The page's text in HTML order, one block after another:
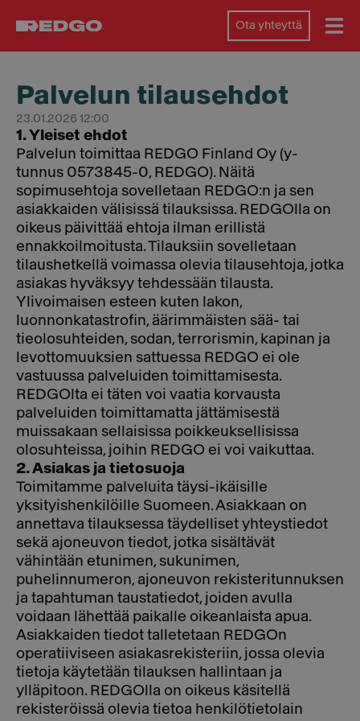
Ota yhteyttä
Palvelun tilausehdot
23.01.2026 12:00
1. Yleiset ehdot
Palvelun toimittaa REDGO Finland Oy (y-
tunnus 0573845-0, REDGO). Näitä
sopimusehtoja sovelletaan REDGO:n ja sen
asiakkaiden välisissä tilauksissa. REDGOlla on
oikeus päivittää ehtoja ilman erillistä
ennakkoilmoitusta. Tilauksiin sovelletaan
tilaushetkellä voimassa olevia tilausehtoja, jotka
asiakas hyväksyy tehdessään tilausta.
Ylivoimaisen esteen kuten lakon,
luonnonkatastrofin, äärimmäisten sää- tai
tieolosuhteiden, sodan, terrorismin, kapinan ja
levottomuuksien sattuessa REDGO ei ole
vastuussa palveluiden toimittamisesta.
REDGOlta ei täten voi vaatia korvausta
palveluiden toimittamatta jättämisestä
muissakaan sellaisissa poikkeuksellisissa
olosuhteissa, joihin REDGO ei voi vaikuttaa.
2. Asiakas ja tietosuoja
Toimitamme palveluita täysi-ikäisille
yksityishenkilöille Suomeen. Asiakkaan on
annettava tilauksessa täydelliset yhteystiedot
sekä ajoneuvon tiedot, jotka sisältävät
vähintään etunimen, sukunimen,
puhelinnumeron, ajoneuvon rekisteritunnuksen
ja tapahtuman taustatiedot, joiden avulla
voidaan lähettää paikalle oikeanlaista apua.
Asiakkaiden tiedot talletetaan REDGOn
operatiiviseen asiakasrekisteriin, jossa olevia
tietoja käytetään tilauksen hallintaan ja
ylläpitoon. REDGOlla on oikeus käsitellä
rekisteröissä olevia tietoa henkilötietolain